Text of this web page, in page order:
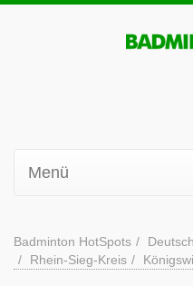
Menü
Badminton HotSpots
Rhein-Sieg-Kreis